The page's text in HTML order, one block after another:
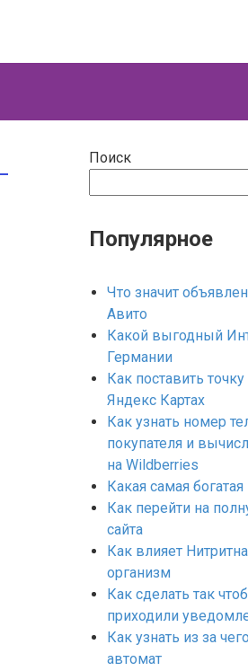
Поиск
Популярное
Что значит
Авито
Какой выгодный
Германии
Как поставить
Яндекс Картах
Как узнать номер
покупателя и
на Wildberries
Какая самая
Как перейти на
сайта
Как влияет
организм
Как сделать так
приходили
Как узнать из за
автомат